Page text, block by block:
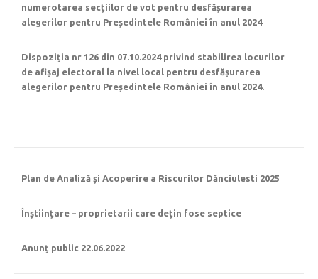
numerotarea secțiilor de vot pentru desfășurarea
alegerilor pentru Președintele României în anul 2024
Dispoziția nr 126 din 07.10.2024 privind stabilirea locurilor
de afișaj electoral la nivel local pentru desfășurarea
alegerilor pentru Președintele României în anul 2024.
Plan de Analiză și Acoperire a Riscurilor Dănciulesti 2025
Înștiințare – proprietarii care dețin fose septice
Anunț public 22.06.2022